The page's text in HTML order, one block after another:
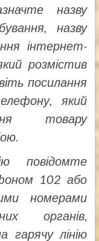
назву
назву
інтернет-
розмістив
посилання
який
товару
повідомте
102 або
номерами
органів,
гарячу лінію